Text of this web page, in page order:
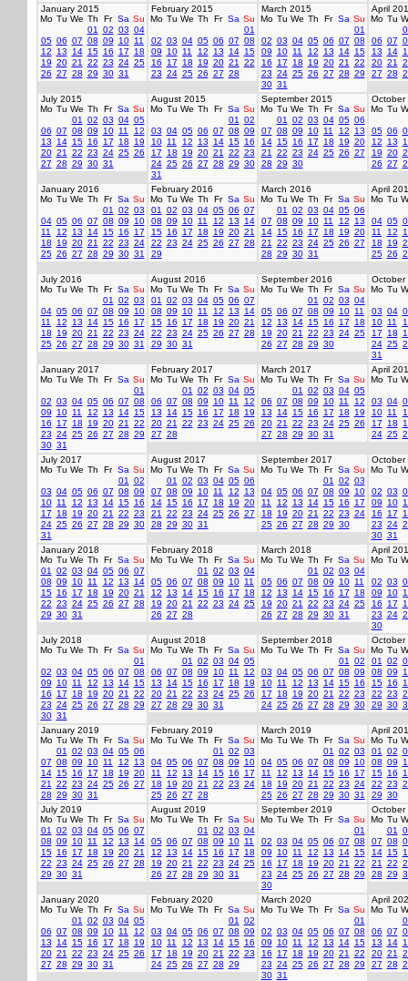
January 2015
Mo Tu We Th Fr Sa Su
01
02 03 04
05 06 07 08 09 10 11
12
13 14 15 16 17
18
19 20 21 22 23 24 25
26 27 28 29 30 31
February 2015
Mo Tu We Th Fr Sa Su
01
02 03 04 05 06 07 08
09
10 11 12 13 14 15
16
17 18 19 20 21
22
23 24 25 26 27 28
March 2015
Mo Tu We Th Fr Sa Su
01
02 03 04 05 06 07 08
09
10 11 12 13 14 15
16
17 18 19 20 21
22
23 24 25 26 27 28 29
30 31
April
Mo Tu
06 07
13
14
20 21
27 28
July 2015
Mo Tu We Th Fr Sa Su
01
02 03 04 05
06 07 08 09 10 11
12
13
14 15 16 17 18
19
20 21 22 23 24 25 26
27 28 29 30 31
August 2015
Mo Tu We Th Fr Sa Su
01
02
03 04 05 06 07 08 09
10 11 12 13 14 15 16
17
18 19 20 21 22 23
24 25 26 27 28 29 30
31
September 2015
Mo Tu We Th Fr Sa Su
01
02 03 04 05 06
07 08 09 10 11 12
13
14 15 16 17 18 19 20
21
22 23 24 25 26 27
28 29 30
October
Mo Tu
05 06
12
13
19 20
26 27
January 2016
Mo Tu We Th Fr Sa Su
01
02 03
04 05 06 07 08 09
10
11
12 13 14 15 16
17
18
19 20 21 22 23 24
25 26 27 28 29 30 31
February 2016
Mo Tu We Th Fr Sa Su
01
02 03 04 05 06 07
08 09 10 11 12 13
14
15 16 17 18 19 20 21
22 23 24 25 26 27 28
29
March 2016
Mo Tu We Th Fr Sa Su
01
02 03 04 05 06
07 08 09 10 11 12
13
14 15 16 17 18 19 20
21
22 23 24 25 26 27
28 29 30 31
April
Mo Tu
04 05
11
12
18
19
25 26
July 2016
Mo Tu We Th Fr Sa Su
01
02 03
04 05 06 07 08 09
10
11
12 13 14 15 16
17
18
19 20 21 22 23 24
25 26 27 28 29 30 31
August 2016
Mo Tu We Th Fr Sa Su
01
02 03 04 05 06 07
08 09 10 11 12 13
14
15 16 17 18 19 20 21
22 23 24 25 26 27 28
29 30 31
September 2016
Mo Tu We Th Fr Sa Su
01
02 03 04
05 06 07 08 09 10 11
12
13 14 15 16 17
18
19 20 21 22 23 24 25
26 27 28 29 30
October
Mo Tu
03 04
10 11
17
18
24 25
31
January 2017
Mo Tu We Th Fr Sa Su
01
02 03 04 05 06 07 08
09
10 11 12 13 14 15
16
17 18 19 20 21
22
23 24 25 26 27 28 29
30 31
February 2017
Mo Tu We Th Fr Sa Su
01
02 03 04 05
06 07 08 09 10 11
12
13
14 15 16 17 18
19
20 21 22 23 24 25 26
27 28
March 2017
Mo Tu We Th Fr Sa Su
01
02 03 04 05
06 07 08 09 10 11
12
13
14 15 16 17 18
19
20 21 22 23 24 25 26
27 28 29 30 31
April
Mo Tu
03 04
10 11
17
18
24 25
July 2017
Mo Tu We Th Fr Sa Su
01
02
03 04 05 06 07 08 09
10 11 12 13 14 15 16
17
18 19 20 21 22 23
24 25 26 27 28 29 30
31
August 2017
Mo Tu We Th Fr Sa Su
01
02 03 04 05 06
07 08 09 10 11 12
13
14 15 16 17 18 19 20
21
22 23 24 25 26 27
28 29 30 31
September 2017
Mo Tu We Th Fr Sa Su
01
02 03
04 05 06 07 08 09
10
11
12 13 14 15 16
17
18
19 20 21 22 23 24
25 26 27 28 29 30
October
Mo Tu
02 03
09
10
16
17
23 24
30 31
January 2018
Mo Tu We Th Fr Sa Su
01
02 03 04 05 06 07
08 09 10 11 12 13
14
15 16 17 18 19 20 21
22 23 24 25 26 27 28
29 30 31
February 2018
Mo Tu We Th Fr Sa Su
01
02 03 04
05 06 07 08 09 10 11
12
13 14 15 16 17
18
19 20 21 22 23 24 25
26 27 28
March 2018
Mo Tu We Th Fr Sa Su
01
02 03 04
05 06 07 08 09 10 11
12
13 14 15 16 17
18
19 20 21 22 23 24 25
26 27 28 29 30 31
April
Mo Tu
02 03
09
10
16
17
23 24
30
July 2018
Mo Tu We Th Fr Sa Su
01
02 03 04 05 06 07 08
09
10 11 12 13 14 15
16
17 18 19 20 21
22
23 24 25 26 27 28 29
30 31
August 2018
Mo Tu We Th Fr Sa Su
01
02 03 04 05
06 07 08 09 10 11
12
13
14 15 16 17 18
19
20 21 22 23 24 25 26
27 28 29 30 31
September 2018
Mo Tu We Th Fr Sa Su
01
02
03 04 05 06 07 08 09
10 11 12 13 14 15 16
17
18 19 20 21 22 23
24 25 26 27 28 29 30
October
Mo Tu
01
02
08 09
15 16
22 23
29 30
January 2019
Mo Tu We Th Fr Sa Su
01
02 03 04 05 06
07 08 09 10 11 12
13
14 15 16 17 18 19 20
21
22 23 24 25 26 27
28 29 30 31
February 2019
Mo Tu We Th Fr Sa Su
01
02 03
04 05 06 07 08 09
10
11
12 13 14 15 16
17
18
19 20 21 22 23 24
25 26 27 28
March 2019
Mo Tu We Th Fr Sa Su
01
02 03
04 05 06 07 08 09
10
11
12 13 14 15 16
17
18
19 20 21 22 23 24
25 26 27 28 29 30 31
April
Mo Tu
01
02
08 09
15 16
22 23
29 30
July 2019
Mo Tu We Th Fr Sa Su
01
02 03 04 05 06 07
08 09 10 11 12 13
14
15 16 17 18 19 20 21
22 23 24 25 26 27 28
29 30 31
August 2019
Mo Tu We Th Fr Sa Su
01
02 03 04
05 06 07 08 09 10 11
12
13 14 15 16 17
18
19 20 21 22 23 24 25
26 27 28 29 30 31
September 2019
Mo Tu We Th Fr Sa Su
01
02 03 04 05 06 07 08
09
10 11 12 13 14 15
16
17 18 19 20 21
22
23 24 25 26 27 28 29
30
October
Mo Tu
01
07 08
14 15
21
22
28 29
January 2020
Mo Tu We Th Fr Sa Su
01
02 03 04 05
06 07 08 09 10 11
12
13
14 15 16 17 18
19
20 21 22 23 24 25 26
27 28 29 30 31
February 2020
Mo Tu We Th Fr Sa Su
01
02
03 04 05 06 07 08 09
10 11 12 13 14 15 16
17
18 19 20 21 22 23
24 25 26 27 28 29
March 2020
Mo Tu We Th Fr Sa Su
01
02 03 04 05 06 07 08
09
10 11 12 13 14 15
16
17 18 19 20 21
22
23 24 25 26 27 28 29
30 31
April
Mo Tu
06 07
13
14
20 21
27 28